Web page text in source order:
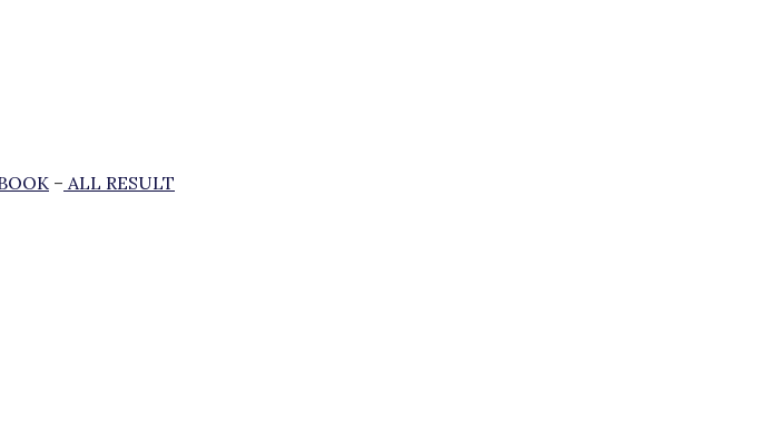
– ALL RESULT